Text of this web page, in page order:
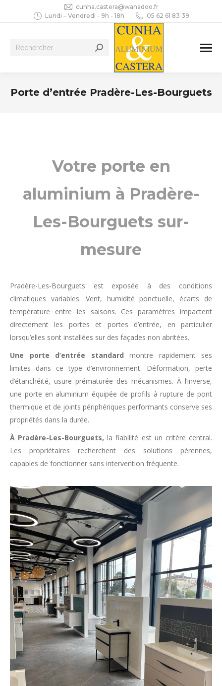
cunha.castera@wanadoo.fr
Lundi – Vendredi - 9h - 18h
05 62 61 83 39
Recherche
Porte d’entrée Pradère-Les-Bourguets
Votre porte en
aluminium à Pradère-
Les-Bourguets sur-
mesure
Pradère-Les-Bourguets est exposée à des conditions
climatiques variables. Vent, humidité ponctuelle, écarts de
température entre les saisons. Ces paramètres impactent
directement les portes et portes d’entrée, en particulier
lorsqu’elles sont installées sur des façades non abritées.
Une porte d’entrée standard montre rapidement ses
limites dans ce type d’environnement. Déformation, perte
d’étanchéité, usure prématurée des mécanismes. À l’inverse,
une porte en aluminium équipée de profils à rupture de pont
thermique et de joints périphériques performants conserve ses
propriétés dans la durée.
À Pradère-Les-Bourguets, la fiabilité est un critère central.
Les propriétaires recherchent des solutions pérennes,
capables de fonctionner sans intervention fréquente.